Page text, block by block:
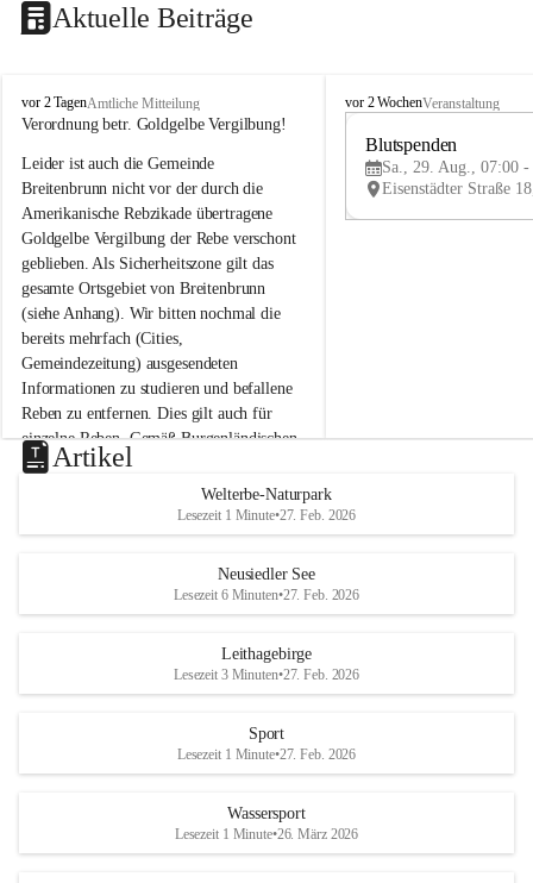
Aktuelle Beiträge
B
r
i
t
e
n
b
r
u
n
n
a
m
N
e
u
s
d
S
vor 2 TagenAmtliche Mitteilung
Verordnung betr. Goldgelbe Vergilbung!
Leider ist auch die Gemeinde
Breitenbrunn nicht vor der durch die
Amerikanische Rebzikade übertragene
Goldgelbe Vergilbung der Rebe verschont
geblieben. Als Sicherheitszone gilt das
gesamte Ortsgebiet von Breitenbrunn
(siehe Anhang). Wir bitten nochmal die
bereits mehrfach (Cities,
Gemeindezeitung) ausgesendeten
Informationen zu studieren und befallene
Reben zu entfernen. Dies gilt auch für
einzelne Reben. Gemäß Burgenländischen
Weinbaugesetz sind nicht gepflegte oder
unzulässige Weingärten zu roden! Bitte
helfen wir zusammen um unsere Winzer
vor den prognostizierten Ernteausfällen
und den daraus folgenden wirtschaftlichen
Maßnahmen zur Bekämpfung
Rebe und der Amerikanischen
Anhang VBl. EU Nr. 18
1 Seite•1,4 MB
B
e
u
e
d
r
S
vor 2 WochenVeranstaltung
Blutspenden
Sa., 29. Aug., 07:00 -
Artikel
Welterbe-Naturpark
Lesezeit 1 Minute•27. Feb. 2026
Neusiedler See
Lesezeit 6 Minuten•27. Feb. 2026
Leithagebirge
Lesezeit 3 Minuten•27. Feb. 2026
Sport
Lesezeit 1 Minute•27. Feb. 2026
Wassersport
Lesezeit 1 Minute•26. März 2026